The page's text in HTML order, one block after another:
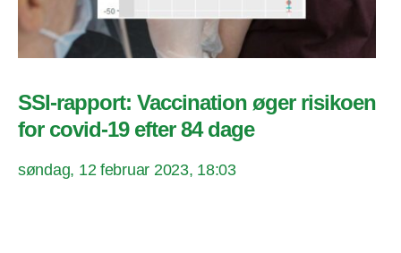
SSI-rapport: Vaccination øger risikoen
for covid-19 efter 84 dage
søndag, 12 februar 2023, 18:03